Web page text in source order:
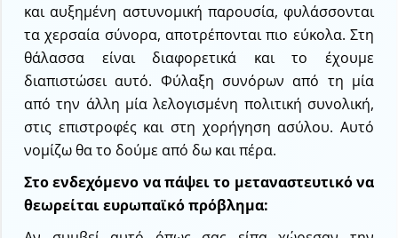
και αυξημένη αστυνομική παρουσία, φυλάσσονται
τα χερσαία σύνορα, αποτρέπονται πιο εύκολα. Στη
θάλασσα είναι διαφορετικά και το έχουμε
διαπιστώσει αυτό. Φύλαξη συνόρων από τη μία
από την άλλη μία λελογισμένη πολιτική συνολική,
στις επιστροφές και στη χορήγηση ασύλου. Αυτό
νομίζω θα το δούμε από δω και πέρα.
Στο ενδεχόμενο να πάψει το μεταναστευτικό να
θεωρείται ευρωπαϊκό πρόβλημα: